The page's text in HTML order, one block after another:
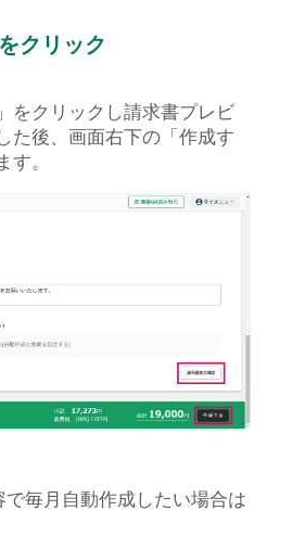
クリック
をクリックし請求書プレビ
た後、画面右下の「作成す
す。
毎月自動作成したい場合は